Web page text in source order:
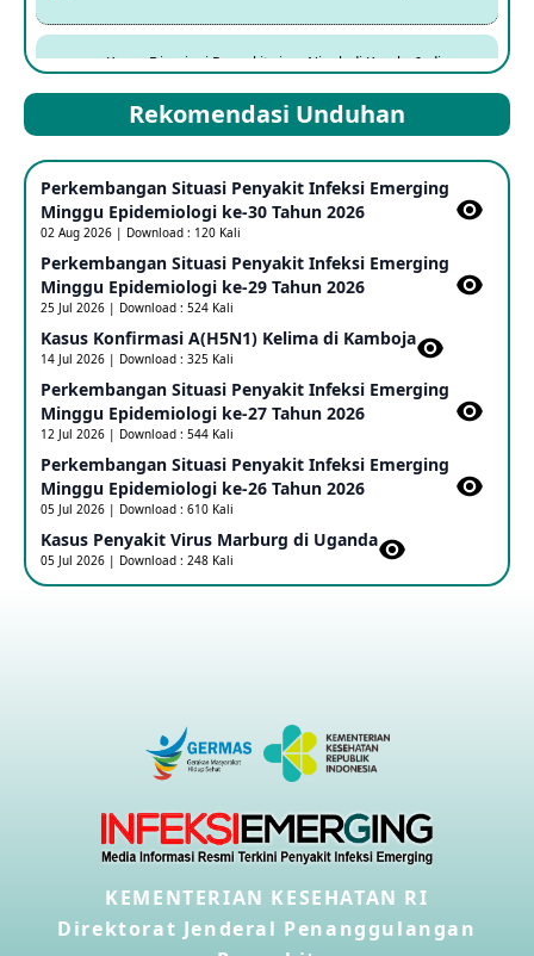
Kasus Dicurigai Penyakit virus Nipah di Kerala, India
Mpox Clade 1b di Taiwan
25 May 2026
Update Informasi PHEIC Penyakit Ebola
23 May 2026
Penetapan Outbreak Penyakit Ebola di RD Kongo dan
Uganda Sebagai PHEIC
17 May 2026
Outbreak Penyakti Ebola di RD Kongo
16 May 2026
Kasus Konfirmasi A(H5NN6) di Cina
Penyakit virus Hanta di Kapal Pesiar Keberangkatan
04 May 2026
Penyakit Meningokokus di Vietnam
28 Apr 2026
Rekomendasi Unduhan
Perkembangan Situasi Penyakit Infeksi Emerging
Minggu Epidemiologi ke-30 Tahun 2026
02 Aug 2026 | Download : 120 Kali
Perkembangan Situasi Penyakit Infeksi Emerging
Minggu Epidemiologi ke-29 Tahun 2026
25 Jul 2026 | Download : 524 Kali
Kasus Konfirmasi A(H5N1) Kelima di Kamboja​
14 Jul 2026 | Download : 325 Kali
Perkembangan Situasi Penyakit Infeksi Emerging
Minggu Epidemiologi ke-27 Tahun 2026
12 Jul 2026 | Download : 544 Kali
Perkembangan Situasi Penyakit Infeksi Emerging
Minggu Epidemiologi ke-26 Tahun 2026
05 Jul 2026 | Download : 610 Kali
Kasus Penyakit Virus Marburg di Uganda
05 Jul 2026 | Download : 248 Kali
KEMENTERIAN KESEHATAN RI
Direktorat Jenderal Penanggulangan